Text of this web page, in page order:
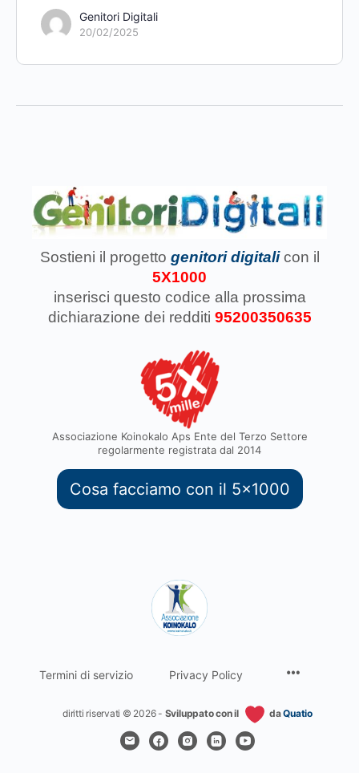
Genitori Digitali
20/02/2025
Sostieni il progetto genitori digitali con il
5X1000
inserisci questo codice alla prossima
dichiarazione dei redditi 95200350635
Associazione Koinokalo Aps Ente del Terzo Settore
regolarmente registrata dal 2014
Cosa facciamo con il 5x1000
Termini di servizio Privacy Policy
diritti riservati © 2026 - Sviluppato con il daQuatio